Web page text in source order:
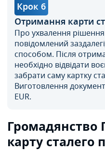
Крок 6
Отримання карти
Про ухвалення
повідомлений
способом. Після
необхідно відвідати
забрати саму картку
Виготовлення
EUR.
Громадянство
карту сталего